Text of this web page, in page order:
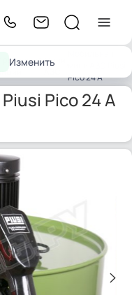
Изменить
Мини
Pico 24 A
Pico 24 A